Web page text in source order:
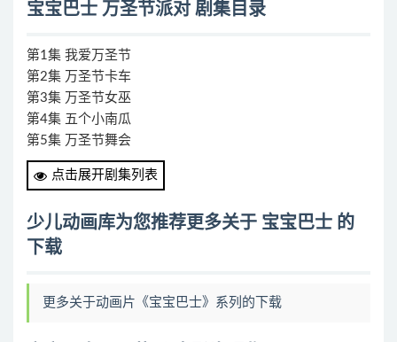
宝宝巴士 万圣节派对 剧集目录
第1集 我爱万圣节
第2集 万圣节卡车
第3集 万圣节女巫
第4集 五个小南瓜
第5集 万圣节舞会
第6集 万圣节南瓜疯狂
第7集 巴士车外的妖怪
第9集 五个女巫在天上飞
第10集 DIY南瓜灯
第13集 怪物医院
点击展开剧集列表
少儿动画库为您推荐更多关于 宝宝巴士 的
下载
更多关于动画片《宝宝巴士》系列的下载